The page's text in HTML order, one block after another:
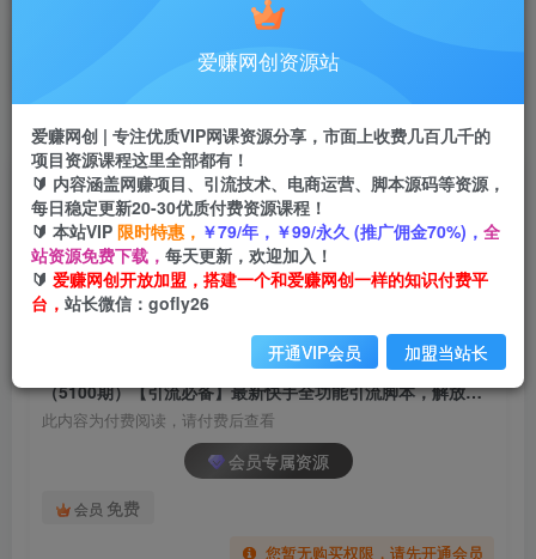
会员专属推广链接
首页 创业课程 会员专属 正文
（5100期）【引流必备】最新快手全功能引流脚
本，解放双手自动引流【脚本+教程】
爱赚网创
2年前发布
关注 私信
（5100期）【引流必备】最新快手全功能引流脚本，解放双手自动引流【脚本+教程】
此内容为付费阅读，请付费后查看
会员专属资源
会员 免费
您暂无购买权限，请先开通会员
爱赚网创资源站
爱赚网创 | 专注优质VIP网课资源分享，市面上收费几百几千的
项目资源课程这里全部都有！
🔰 内容涵盖网赚项目、引流技术、电商运营、脚本源码等资源，
每日稳定更新20-30优质付费资源课程！
🔰 本站VIP 限时特惠， ￥79/年，￥99/永久 (推广佣金70%)， 全
站资源免费下载， 每天更新，欢迎加入！
🔰 爱赚网创开放加盟，搭建一个和爱赚网创一样的知识付费平
台， 站长微信：gofly26
开通VIP会员 加盟当站长